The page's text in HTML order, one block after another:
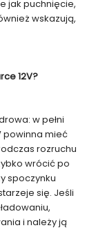
jak puchnięcie,
wskazują,
12V?
w pełni
powinna mieć
rozruchu
wrócić po
spoczynku
się. Jeśli
i należy ją